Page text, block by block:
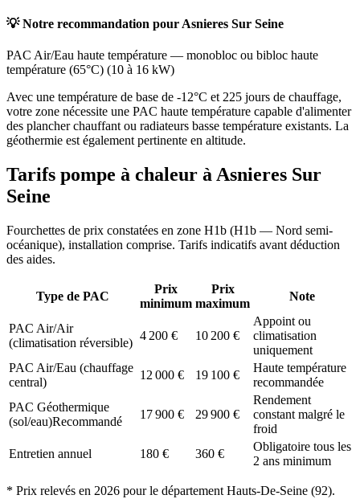
💡 Notre recommandation pour Asnieres Sur Seine
PAC Air/Eau haute température — monobloc ou bibloc haute
température (65°C) (10 à 16 kW)
Avec une température de base de -12°C et 225 jours de chauffage,
votre zone nécessite une PAC haute température capable d'alimenter
des plancher chauffant ou radiateurs basse température existants. La
géothermie est également pertinente en altitude.
Tarifs pompe à chaleur à Asnieres Sur
Seine
Fourchettes de prix constatées en zone H1b (H1b — Nord semi-
océanique), installation comprise. Tarifs indicatifs avant déduction
des aides.
Type de PAC
Prix
minimum
Prix
maximum
Note
PAC Air/Air
(climatisation réversible)
4 200 € 10 200 €
Appoint ou
climatisation
uniquement
PAC Air/Eau (chauffage
central)
12 000 € 19 100 €
Haute température
recommandée
PAC Géothermique
(sol/eau)Recommandé
17 900 € 29 900 €
Rendement
constant malgré le
froid
Entretien annuel
180 € 360 €
Obligatoire tous les
2 ans minimum
* Prix relevés en 2026 pour le département Hauts-De-Seine (92).